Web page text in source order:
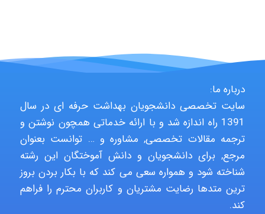
Jafar Tym
aghajari vahid
Poubakhtiari
درباره ما:
سایت تخصصی دانشجویان بهداشت حرفه ای در سال
1391 راه اندازه شد و با ارائه خدماتی همچون نوشتن و
ترجمه مقالات تخصصی, مشاوره و … توانست بعنوان
مرجع, برای دانشجویان و دانش آموختگان این رشته
شناخته شود و همواره سعی می کند که با بکار بردن بروز
ترین متدها رضایت مشتریان و کاربران محترم را فراهم
کند.